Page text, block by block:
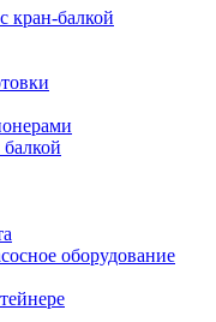
кран-балкой
оборудование